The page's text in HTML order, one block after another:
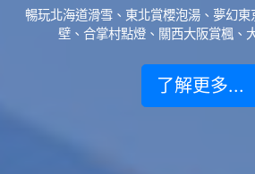
暢玩北海道滑雪、東北賞櫻泡湯、夢幻
壁、合掌村點燈、關西大阪賞楓、
了解更多...